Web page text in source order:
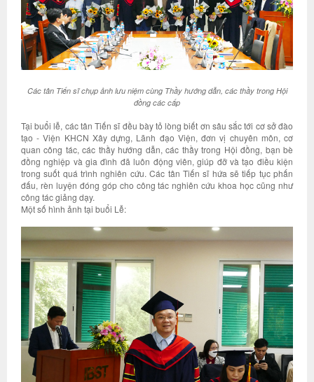
Các tân Tiến sĩ chụp ảnh lưu niệm cùng Thầy hướng dẫn, các thầy trong Hội
đồng các cấp
Tại buổi lễ, các tân Tiến sĩ đều bày tỏ lòng biết ơn sâu sắc tới cơ sở đào
tạo - Viện KHCN Xây dựng, Lãnh đạo Viện, đơn vị chuyên môn, cơ
quan công tác, các thầy hướng dẫn, các thầy trong Hội đồng, bạn bè
đồng nghiệp và gia đình đã luôn động viên, giúp đỡ và tạo điều kiện
trong suốt quá trình nghiên cứu. Các tân Tiến sĩ hứa sẽ tiếp tục phấn
đấu, rèn luyện đóng góp cho công tác nghiên cứu khoa học cũng như
công tác giảng dạy.
Một số hình ảnh tại buổi Lễ: